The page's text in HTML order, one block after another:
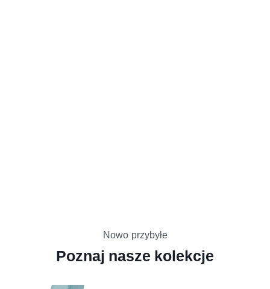
Nowo przybyłe
Poznaj nasze kolekcje